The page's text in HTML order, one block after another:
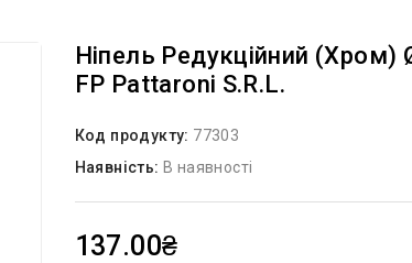
Ніпель Редукційний (хром)
FP Pattaroni S.r.l.
Код продукту: 77303
Наявність: В наявності
137.00₴